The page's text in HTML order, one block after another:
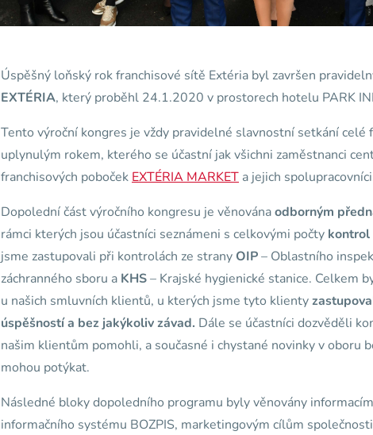
Úspěšný loňský rok franchisové sítě Extéria byl završen
EXTÉRIA, který proběhl 24.1.2020 v prostorech hotelu PARK
Tento výroční kongres je vždy pravidelné slavnostní setkání celé
uplynulým rokem, kterého se účastní jak všichni zaměstnanci
franchisových poboček EXTÉRIA MARKET a jejich
Dopolední část výročního kongresu je věnovánaodborným
rámci kterých jsou účastníci seznámeni s celkovými počty kontrol
jsme zastupovali při kontrolách ze strany OIP– Oblastního
záchranného sboru a KHS– Krajské hygienické stanice. Celkem
u našich smluvních klientů, u kterých jsme tyto klienty
úspěšností a bez jakýkoliv závad. Dále se účastníci dozvěděli
našim klientům pomohli, a současné i chystané novinky v oboru
mohou potýkat.
Následné bloky dopoledního programu byly věnovány
informačního systému BOZPIS, marketingovým cílům